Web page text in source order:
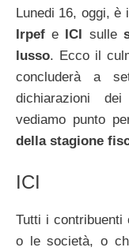
Lunedi 16, oggi, è
Irpefe ICI sulle
lusso. Ecco il
concluderà a
dichiarazioni
vediamo punto
della stagione
ICI
Tutti i contribuenti
o le società, o